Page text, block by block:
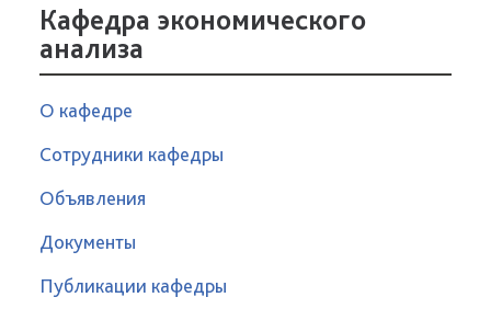
Кафедра экономического
анализа
О кафедре
Сотрудники кафедры
Объявления
Документы
Публикации кафедры